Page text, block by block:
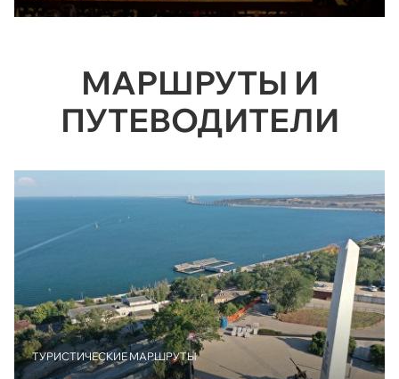
МАРШРУТЫ И
ПУТЕВОДИТЕЛИ
ТУРИСТИЧЕСКИЕ МАРШРУТЫ